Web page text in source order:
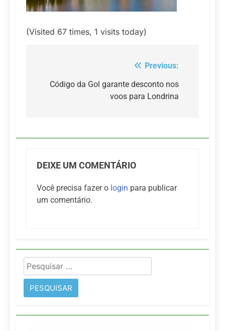
(Visited 67 times, 1 visits today)
Previous:
Código da Gol garante desconto nos
voos para Londrina
DEIXE UM COMENTÁRIO
Você precisa fazer o login para publicar
um comentário.
Pesquisar
por: